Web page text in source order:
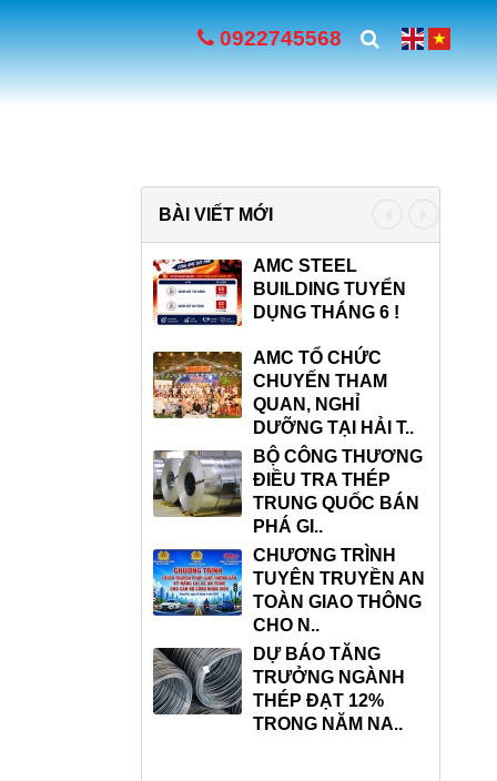
0922745568
BÀI VIẾT MỚI
« »
TĂNG CÓ
NGẠI..
thép TQ chạm
3 năm, quặng
xuống dưới 1..
BÓNG ĐÁ CÚP
AMC STEEL
BUILDING TUYỂN
DỤNG THÁNG 6 !
AMC TỔ CHỨC
CHUYẾN THAM
QUAN, NGHỈ
DƯỠNG TẠI HẢI T..
BỘ CÔNG THƯƠNG
ĐIỀU TRA THÉP
TRUNG QUỐC BÁN
PHÁ GI..
CHƯƠNG TRÌNH
TUYÊN TRUYỀN AN
TOÀN GIAO THÔNG
CHO N..
DỰ BÁO TĂNG
TRƯỞNG NGÀNH
THÉP ĐẠT 12%
TRONG NĂM NA..